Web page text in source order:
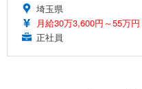
埼玉県
月給30万3,600円～55万円
正社員